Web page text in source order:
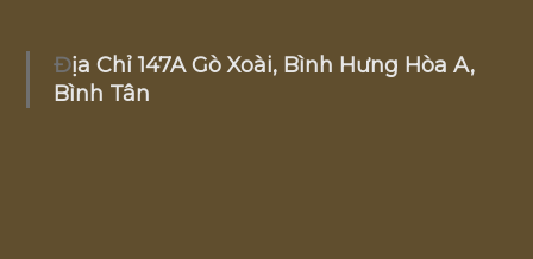
Địa Chỉ 147A Gò Xoài, Bình Hưng Hòa A,
Bình Tân